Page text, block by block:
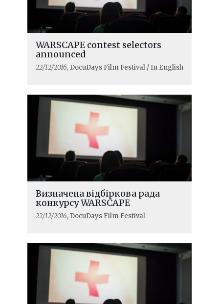
WARSCAPE contest selectors
announced
22/12/2016, DocuDays Film Festival / In English
Визначена відбіркова рада
конкурсу WARSCAPE
22/12/2016, DocuDays Film Festival